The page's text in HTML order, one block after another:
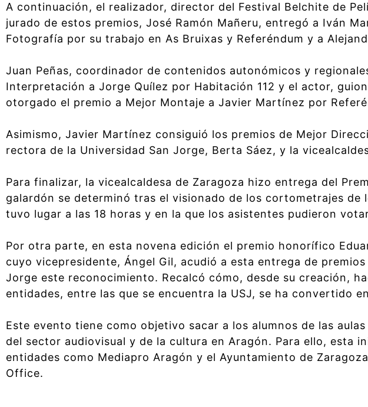
A continuación, el realizador, director del Festival Belchite de
jurado de estos premios, José Ramón Mañeru, entregó a Iván
Fotografía por su trabajo en As Bruixas y Referéndum y a
Juan Peñas, coordinador de contenidos autonómicos y
Interpretación a Jorge Quílez por Habitación 112 y el actor,
otorgado el premio a Mejor Montaje a Javier Martínez por
Asimismo, Javier Martínez consiguió los premios de Mejor
rectora de la Universidad San Jorge, Berta Sáez, y la
Para finalizar, la vicealcaldesa de Zaragoza hizo entrega del
galardón se determinó tras el visionado de los cortometrajes
tuvo lugar a las 18 horas y en la que los asistentes pudieron
Por otra parte, en esta novena edición el premio honorífico
cuyo vicepresidente, Ángel Gil, acudió a esta entrega de
Jorge este reconocimiento. Recalcó cómo, desde su creación,
entidades, entre las que se encuentra la USJ, se ha convertido
Este evento tiene como objetivo sacar a los alumnos de las
del sector audiovisual y de la cultura en Aragón. Para ello, esta
entidades como Mediapro Aragón y el Ayuntamiento de
Office.